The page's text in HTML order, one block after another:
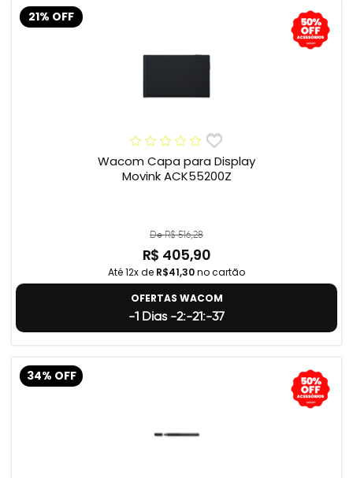
21% OFF
Wacom Capa para Display
Movink ACK55200Z
De R$ 516,28
R$ 405,90
Até 12x de R$41,30no cartão
OFERTAS WACOM
-1 Dias -2:-21:-38
34% OFF